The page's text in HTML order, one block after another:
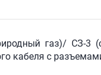
газ)/ СЗ-3
кабеля с